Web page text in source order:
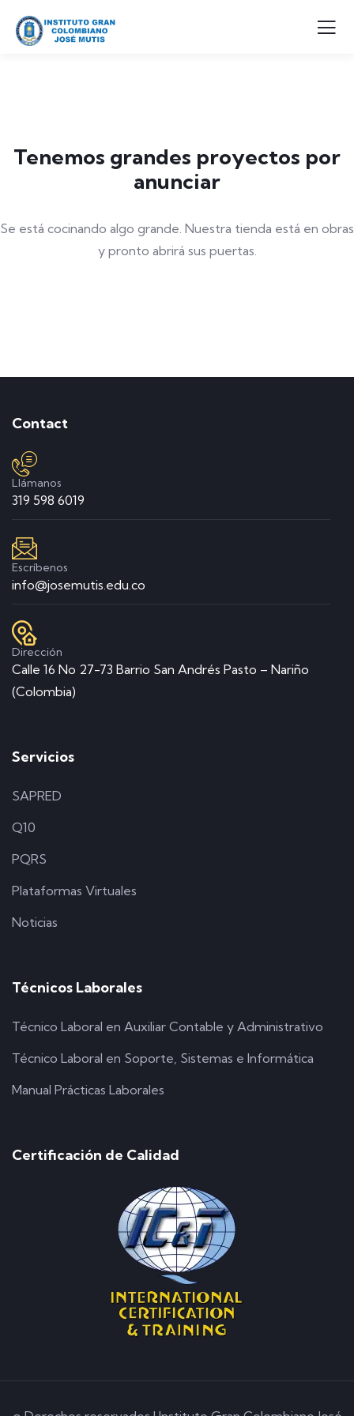
Tenemos grandes proyectos por
anunciar
Se está cocinando algo grande. Nuestra tienda está en obras
y pronto abrirá sus puertas.
Contact
Llámanos
319 598 6019
Escríbenos
info@josemutis.edu.co
Dirección
Calle 16 No 27-73 Barrio San Andrés Pasto – Nariño
(Colombia)
Servicios
SAPRED
Q10
PQRS
Plataformas Virtuales
Noticias
Técnicos Laborales
Técnico Laboral en Auxiliar Contable y Administrativo
Técnico Laboral en Soporte, Sistemas e Informática
Manual Prácticas Laborales
Certificación de Calidad